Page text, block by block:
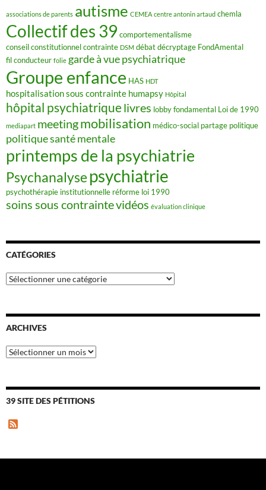
associations de parents autisme CEMEA centre antonin artaud chemla
Collectif des 39 comportementalisme
conseil constitutionnelcontrainte DSM débatdécryptage FondAmental
fil conducteur folie garde à vue psychiatrique
Groupe enfance HAS HDT
hospitalisation sous contrainte humapsy Hôpital
hôpital psychiatriquelivres lobby fondamental Loi de 1990
mediapart meetingmobilisation médico-social partage politique
politique santé mentale
printemps de la psychiatrie
Psychanalyse psychiatrie
psychothérapie institutionnelle réforme loi 1990
soins sous contraintevidéos évaluation clinique
CATÉGORIES
Catégories
ARCHIVES
Archives
39 SITE DES PÉTITIONS